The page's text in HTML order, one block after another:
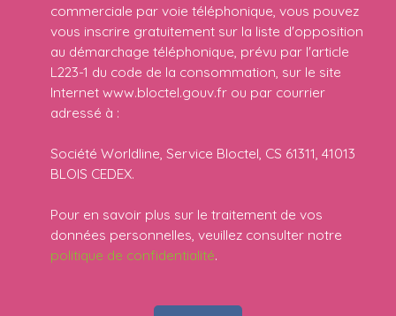
commerciale par voie téléphonique, vous pouvez
vous inscrire gratuitement sur la liste d'opposition
au démarchage téléphonique, prévu par l'article
L223-1 du code de la consommation, sur le site
Internet www.bloctel.gouv.fr ou par courrier
adressé à :
Société Worldline, Service Bloctel, CS 61311, 41013
BLOIS CEDEX.
Pour en savoir plus sur le traitement de vos
données personnelles, veuillez consulter notre
politique de confidentialité.